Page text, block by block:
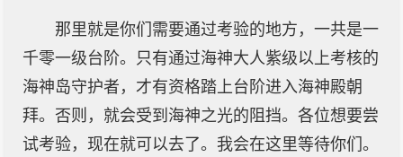
那里就是你们需要通过考验的地方，一共是一
千零一级台阶。只有通过海神大人紫级以上考核的
海神岛守护者，才有资格踏上台阶进入海神殿朝
拜。否则，就会受到海神之光的阻挡。各位想要尝
试考验，现在就可以去了。我会在这里等待你们。